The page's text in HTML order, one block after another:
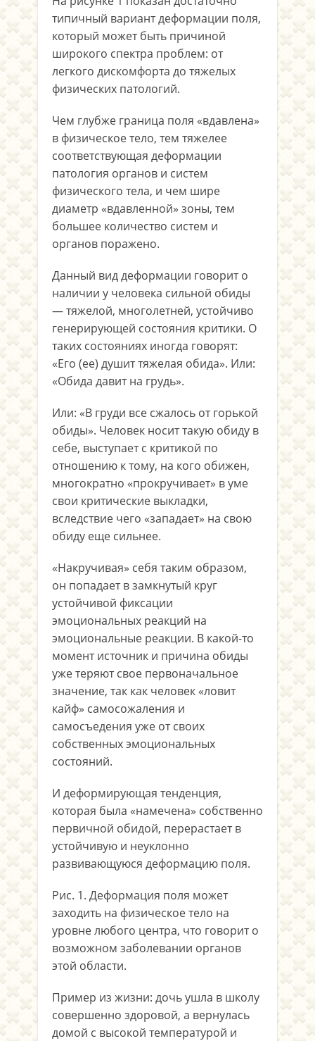
типичный вариант деформации поля,
который может быть причиной
широкого спектра проблем: от
легкого дискомфорта до тяжелых
физических патологий.
Чем глубже граница поля «вдавлена»
в физическое тело, тем тяжелее
соответствующая деформации
патология органов и систем
физического тела, и чем шире
диаметр «вдавленной» зоны, тем
большее количество систем и
органов поражено.
Данный вид деформации говорит о
наличии у человека сильной обиды
— тяжелой, многолетней, устойчиво
генерирующей состояния критики. О
таких состояниях иногда говорят:
«Его (ее) душит тяжелая обида». Или:
«Обида давит на грудь».
Или: «В груди все сжалось от горькой
обиды». Человек носит такую обиду в
себе, выступает с критикой по
отношению к тому, на кого обижен,
многократно «прокручивает» в уме
свои критические выкладки,
вследствие чего «западает» на свою
обиду еще сильнее.
«Накручивая» себя таким образом,
он попадает в замкнутый круг
устойчивой фиксации
эмоциональных реакций на
эмоциональные реакции. В какой-то
момент источник и причина обиды
уже теряют свое первоначальное
значение, так как человек «ловит
кайф» самосожаления и
самосъедения уже от своих
собственных эмоциональных
состояний.
И деформирующая тенденция,
которая была «намечена» собственно
первичной обидой, перерастает в
устойчивую и неуклонно
развивающуюся деформацию поля.
Рис. 1. Деформация поля может
заходить на физическое тело на
уровне любого центра, что говорит о
возможном заболевании органов
этой области.
Пример из жизни: дочь ушла в школу
совершенно здоровой, а вернулась
домой с высокой температурой и